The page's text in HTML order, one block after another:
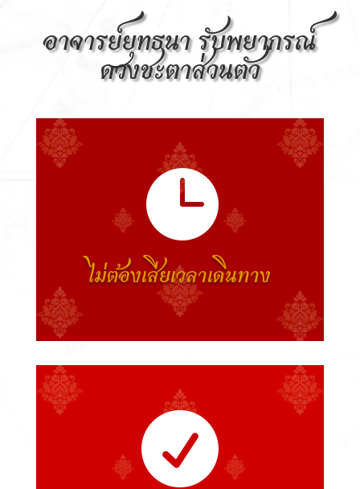
อาจารย์ยุทธนา รับพยากรณ์
ดวงชะตาส่วนตัว

ไม่ต้องเสียเวลาเดินทาง
